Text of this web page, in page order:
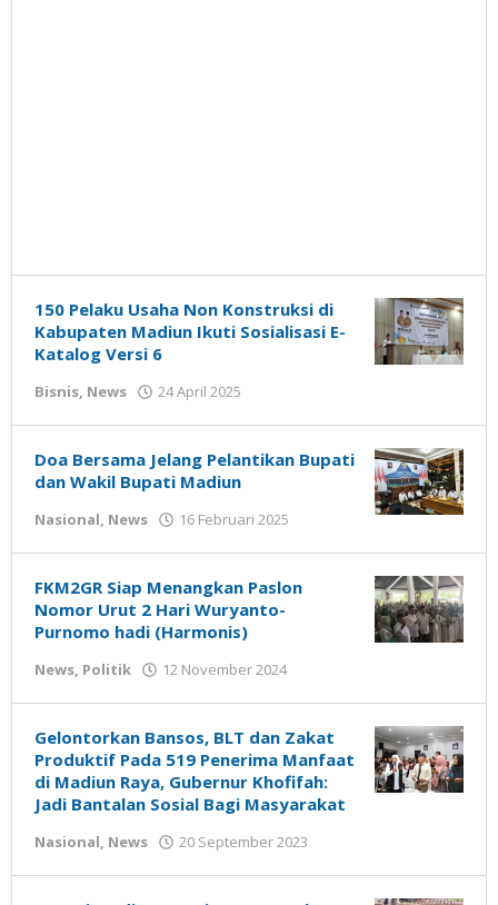
150 Pelaku Usaha Non Konstruksi di
Kabupaten Madiun Ikuti Sosialisasi E-
Katalog Versi 6
Bisnis, News 24 April 2025
Susanto
Doa Bersama Jelang Pelantikan Bupati
dan Wakil Bupati Madiun
Nasional, News 16 Februari 2025
Susanto
FKM2GR Siap Menangkan Paslon
Nomor Urut 2 Hari Wuryanto-
Purnomo hadi (Harmonis)
News, Politik 12 November 2024
Susanto
Gelontorkan Bansos, BLT dan Zakat
Produktif Pada 519 Penerima Manfaat
di Madiun Raya, Gubernur Khofifah:
Jadi Bantalan Sosial Bagi Masyarakat
Nasional, News 20 September 2023
Susanto